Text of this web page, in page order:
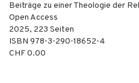
Beiträge zu einer Theologie der
Open Access
2025, 223 Seiten
ISBN 978-3-290-18652-4
CHF 0.00